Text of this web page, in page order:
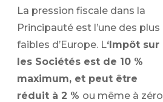
La pression fiscale dans la
Principauté est l’une des plus
faibles d’Europe. L‘Impôt sur
les Sociétés est de 10 %
maximum, et peut être
réduit à 2 % ou même à zéro